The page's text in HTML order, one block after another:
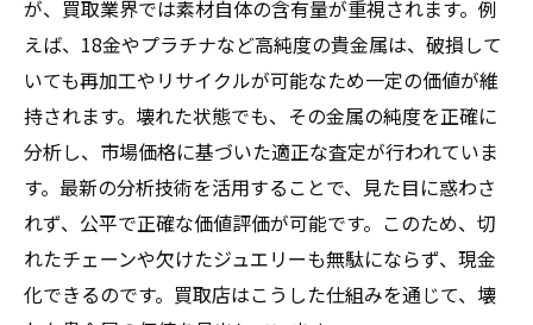
が、買取業界では素材自体の含有量が重視されます。例
えば、18金やプラチナなど高純度の貴金属は、破損して
いても再加工やリサイクルが可能なため一定の価値が維
持されます。壊れた状態でも、その金属の純度を正確に
分析し、市場価格に基づいた適正な査定が行われていま
す。最新の分析技術を活用することで、見た目に惑わさ
れず、公平で正確な価値評価が可能です。このため、切
れたチェーンや欠けたジュエリーも無駄にならず、現金
化できるのです。買取店はこうした仕組みを通じて、壊